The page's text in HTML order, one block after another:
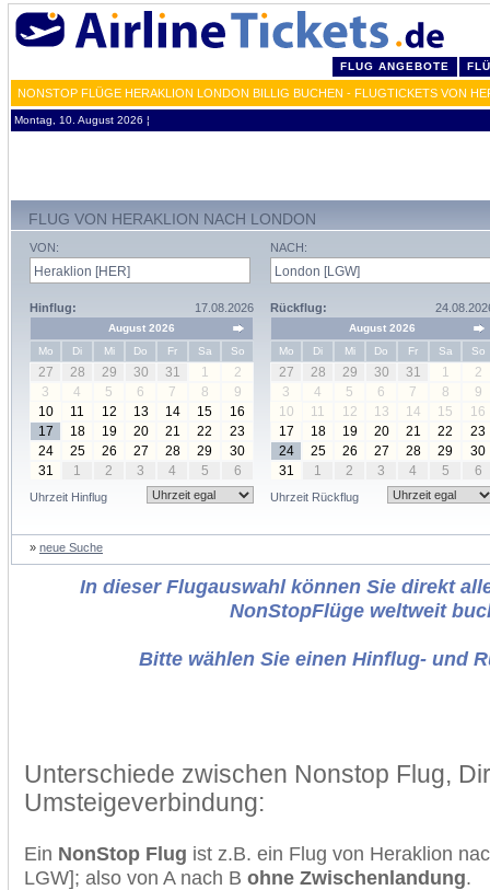
FLUG ANGEBOTE
NONSTOP FLÜGE HERAKLION LONDON BILLIG BUCHEN - FLUGTICKETS VON
Montag, 10. August 2026 ¦
FLUG VON HERAKLION NACH LONDON
VON:
Hinflug: 17.08.2026
August 2026
Mo
Di Mi Do Fr Sa So
27 28 29 30 31 1
2
3
4 5 6 7 8
9
10
11 12 13 14 15
16
17
18 19 20 21 22
23
24
25 26 27 28 29
30
31
1 2 3 4 5 6
Uhrzeit Hinflug
NACH:
Rückflug:
August 2026
Mo
Di Mi Do Fr Sa So
27 28 29 30 31 1
2
3
4 5 6 7 8
9
10
11 12 13 14 15
16
17
18 19 20 21 22
23
24
25 26 27 28 29
30
31
1 2 3 4 5 6
Uhrzeit Rückflug
» neue Suche
In dieser Flugauswahl können Sie direkt
NonStopFlüge weltweit
Bitte wählen Sie einen Hinflug- und
Unterschiede zwischen Nonstop Flug,
Umsteigeverbindung:
Ein NonStop Flug ist z.B. ein Flug von Heraklion
LGW]; also von A nach B ohne Zwischenlandung.